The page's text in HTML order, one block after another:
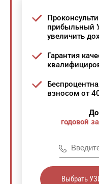
прибыльный
увеличить
Гарантия
взносом от
До
годовой
Выбрать